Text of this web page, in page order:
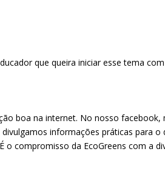
que queira iniciar esse tema
boa na internet. No nosso facebook,
divulgamos informações práticas para
o compromisso da EcoGreens com a